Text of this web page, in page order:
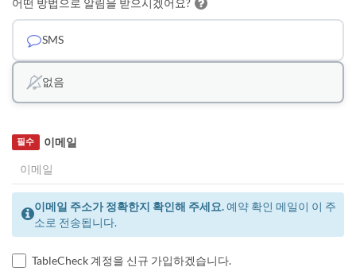
SMS
없음
이메일
필수
이메일 주소가 정확한지 확인해 주세요.예약 확인 메일이 이 주
소로 전송됩니다.
TableCheck 계정을 신규 가입하겠습니다.